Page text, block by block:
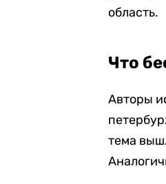
область.
Что
Авторы
тема